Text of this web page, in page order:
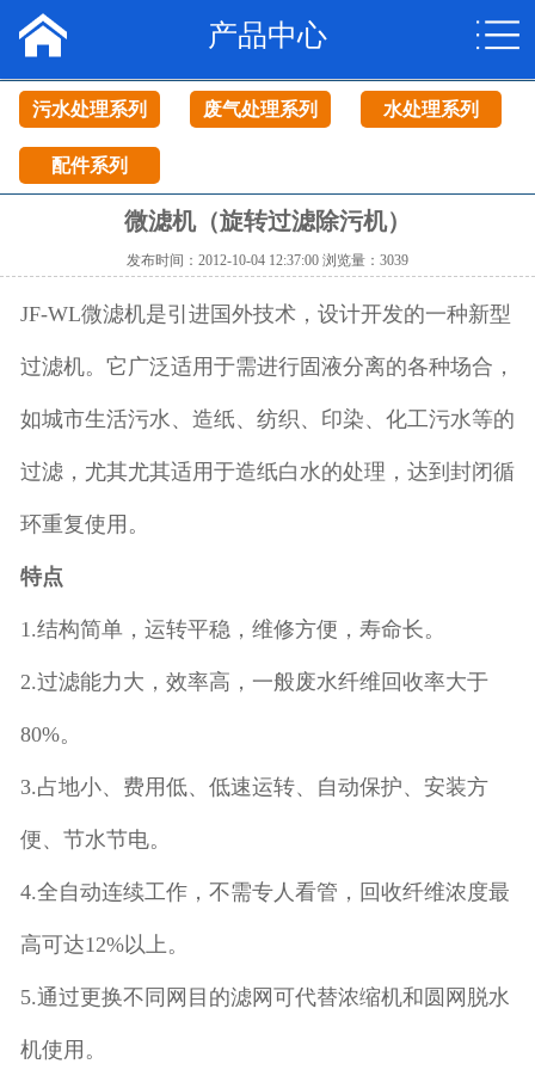
关于我们
工程案例
新闻资讯
产品中心
污水处理系列 废气处理系列 水处理系列
配件系列
微滤机（旋转过滤除污机）
发布时间：2012-10-04 12:37:00 浏览量：3039
JF-WL微滤机是引进国外技术，设计开发的一种新型
过滤机。它广泛适用于需进行固液分离的各种场合，
如城市生活污水、造纸、纺织、印染、化工污水等的
过滤，尤其尤其适用于造纸白水的处理，达到封闭循
环重复使用。
特点
1.结构简单，运转平稳，维修方便，寿命长。
2.过滤能力大，效率高，一般废水纤维回收率大于
80%。
3.占地小、费用低、低速运转、自动保护、安装方
便、节水节电。
4.全自动连续工作，不需专人看管，回收纤维浓度最
高可达12%以上。
5.通过更换不同网目的滤网可代替浓缩机和圆网脱水
机使用。